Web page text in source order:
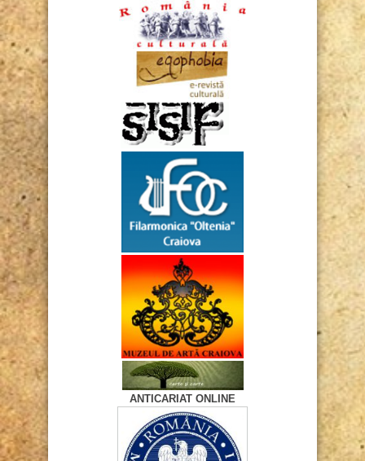
ANTICARIAT ONLINE